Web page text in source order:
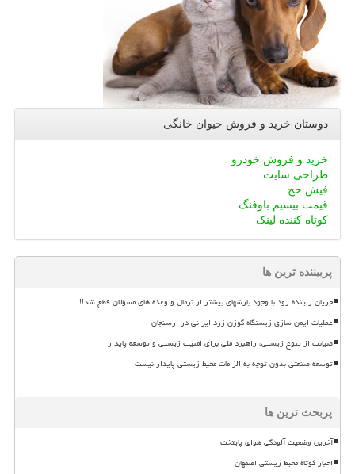
دوستان خرید و فروش حیوان خانگی
خرید و فروش خودرو
طراحی سایت
فیش حج
قیمت بیسیم باوفنگ
کوتاه کننده لینک
پربیننده ترین ها
جریان زاینده رود با وجود بارشهای بیشتر از نرمال و وعده های مسؤلان قطع شد!!
عملیات ایمن سازی زیستگاه گوزن زرد ایرانی در ارسنجان
صیانت از تنوع زیستی، راهبرد ملی برای امنیت زیستی و توسعه پایدار
توسعه صنعتی بدون توجه به الزامات محیط زیستی پایدار نیست
پربحث ترین ها
آخرین وضعیت آلودگی هوای پایتخت
اخبار کوتاه محیط زیستی اصفهان